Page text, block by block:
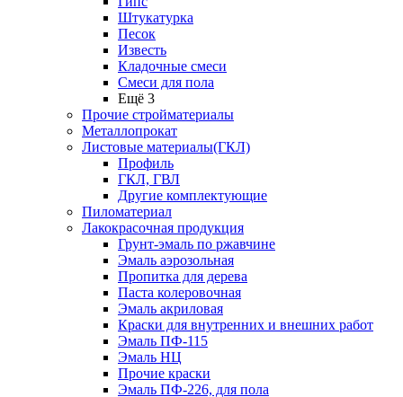
Штукатурка
Песок
Известь
Кладочные смеси
Смеси для пола
Ещё 3
Прочие стройматериалы
Металлопрокат
Листовые материалы(ГКЛ)
Профиль
ГКЛ, ГВЛ
Другие комплектующие
Пиломатериал
Лакокрасочная продукция
Грунт-эмаль по ржавчине
Эмаль аэрозольная
Пропитка для дерева
Паста колеровочная
Эмаль акриловая
Краски для внутренних и внешних работ
Эмаль ПФ-115
Эмаль НЦ
Прочие краски
Эмаль ПФ-226, для пола